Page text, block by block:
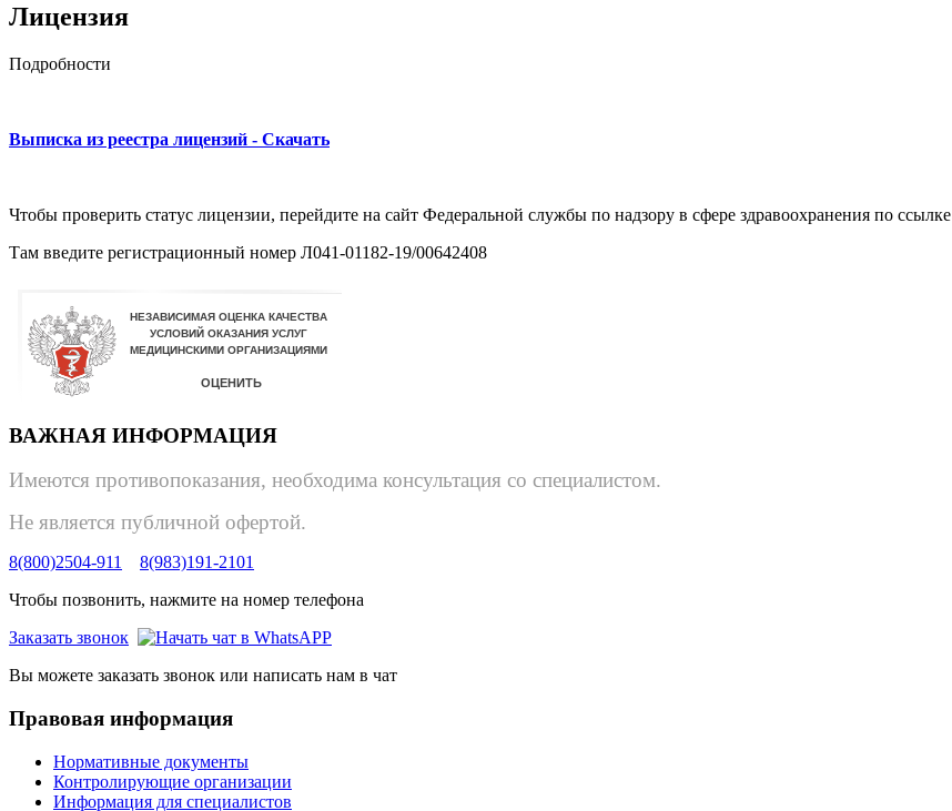
Лицензия
Подробности
Выписка из реестра лицензий - Скачать
Чтобы проверить статус лицензии, перейдите на сайт Федеральной службы по надзору в сфере здравоохранения по ссылке
Там введите регистрационный номер Л041-01182-19/00642408
ВАЖНАЯ ИНФОРМАЦИЯ
Имеются противопоказания, необходима консультация со специалистом.
Не является публичной офертой.
8(800)2504-911
8(983)191-2101
Чтобы позвонить, нажмите на номер телефона
Заказать звонок
Вы можете заказать звонок или написать нам в чат
Правовая информация
Нормативные документы
Контролирующие организации
Информация для специалистов